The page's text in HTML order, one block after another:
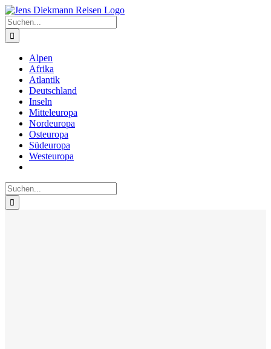
Zum
Inhalt
springen
Suche
nach:
Alpen
Afrika
Atlantik
Deutschland
Inseln
Mitteleuropa
Nordeuropa
Osteuropa
Südeuropa
Westeuropa
Suche
nach: